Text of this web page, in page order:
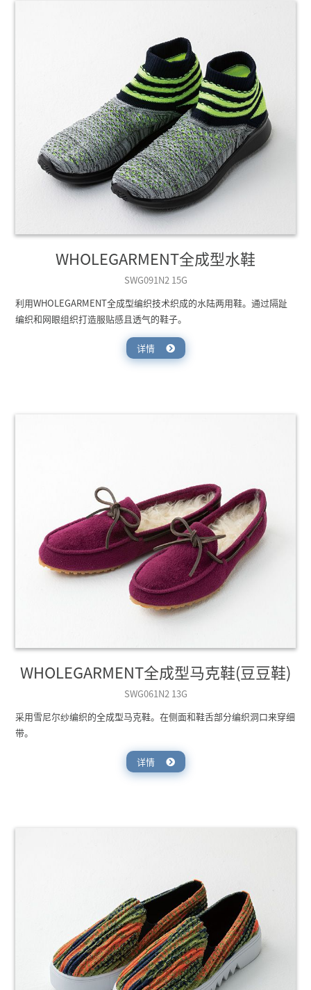
WHOLEGARMENT全成型水鞋
SWG091N2 15G
利用WHOLEGARMENT全成型编织技术织成的水陆两用鞋。通过隔趾
编织和网眼组织打造服贴感且透气的鞋子。
详情
WHOLEGARMENT全成型马克鞋(豆豆鞋)
SWG061N2 13G
采用雪尼尔纱编织的全成型马克鞋。在侧面和鞋舌部分编织洞口来穿细
带。
详情